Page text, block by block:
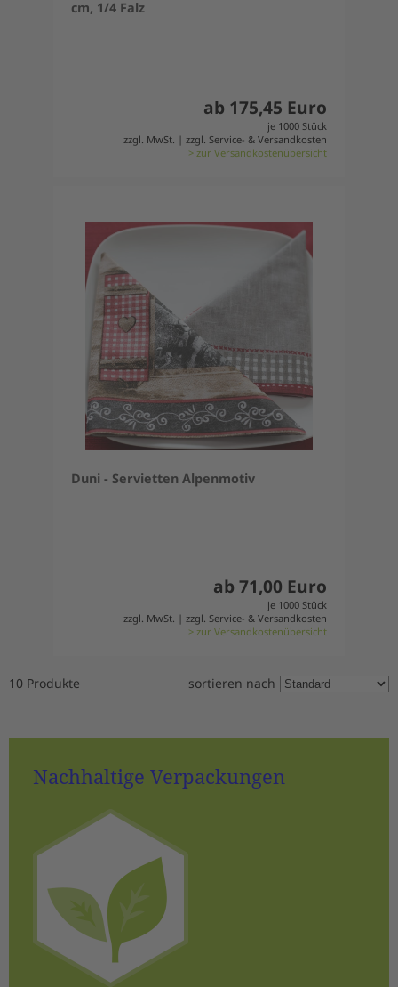
cm, 1/4 Falz
ab 175,45 Euro
je 1000 Stück
zzgl. MwSt. | zzgl. Service- & Versandkosten
> zur Versandkostenübersicht
Duni - Servietten Alpenmotiv
ab 71,00 Euro
je 1000 Stück
zzgl. MwSt. | zzgl. Service- & Versandkosten
> zur Versandkostenübersicht
10 Produkte sortieren nach
Nachhaltige Verpackungen